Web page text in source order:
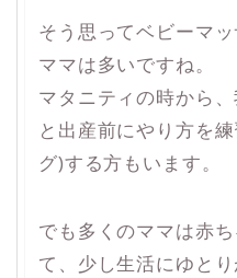
そう思ってベビーマ
ママは多いですね。
マタニティの時から
と出産前にやり方を
グ)する方もいます。
でも多くのママは赤
て、少し生活にゆと